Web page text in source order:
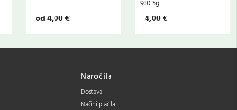
od 4,00 €
930 5g
4,00 €
Naročila
Dostava
Načini plačila